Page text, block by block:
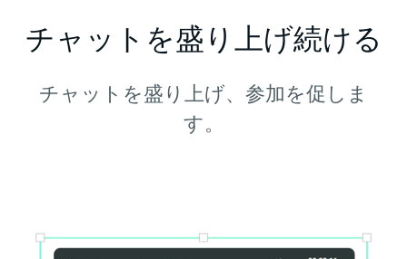
チャットを盛り上げ続ける
チャットを盛り上げ、参加を促しま
す。